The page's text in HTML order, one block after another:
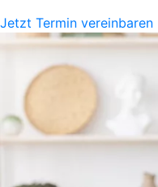
Jetzt Termin vereinbaren